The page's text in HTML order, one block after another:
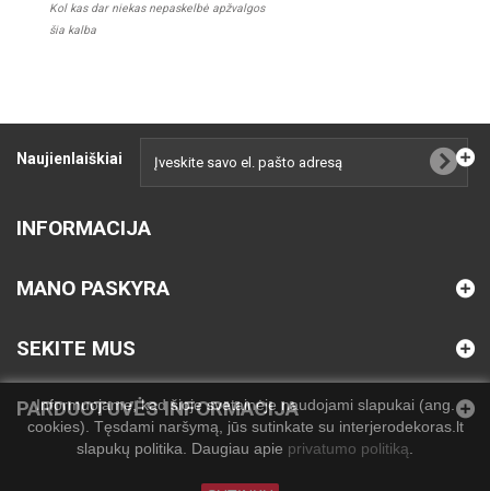
Informuojame, kad šioje svetainėje naudojami slapukai (ang.
cookies). Tęsdami naršymą, jūs sutinkate su interjerodekoras.lt
slapukų politika. Daugiau apie privatumo politiką
Kol kas dar niekas nepaskelbė apžvalgos
šia kalba
Naujienlaiškiai
INFORMACIJA
MANO PASKYRA
SEKITE MUS
PARDUOTUVĖS INFORMACIJA